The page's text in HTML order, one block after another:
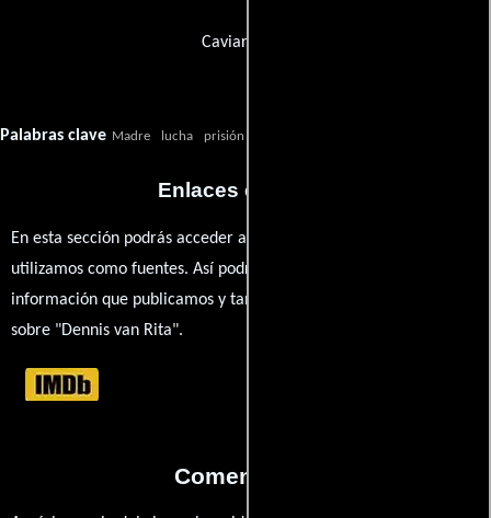
Caviar Films
Palabras clave Madre lucha prisión
Enlaces externos
En esta sección podrás acceder a los recursos externos que
utilizamos como fuentes. Así podrás chequear toda la
información que publicamos y también ampliar tu conocimiento
sobre "Dennis van Rita".
Comentarios